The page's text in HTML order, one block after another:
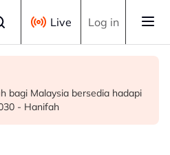
Live Log in
Bromo cecah 60 hektar,
kematian berkaitan haba
bagi Malaysia bersedia hadapi
- Hanifah